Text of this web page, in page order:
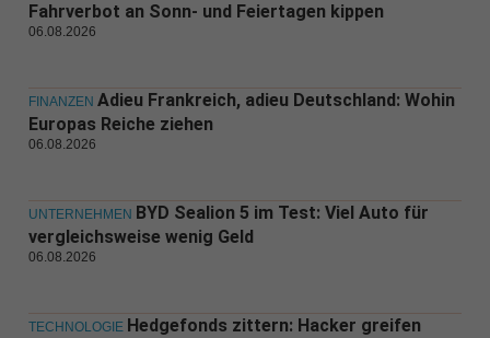
Fahrverbot an Sonn- und Feiertagen kippen
06.08.2026
FINANZEN Adieu Frankreich, adieu Deutschland: Wohin
Europas Reiche ziehen
06.08.2026
UNTERNEHMEN BYD Sealion 5 im Test: Viel Auto für
vergleichsweise wenig Geld
06.08.2026
TECHNOLOGIE Hedgefonds zittern: Hacker greifen